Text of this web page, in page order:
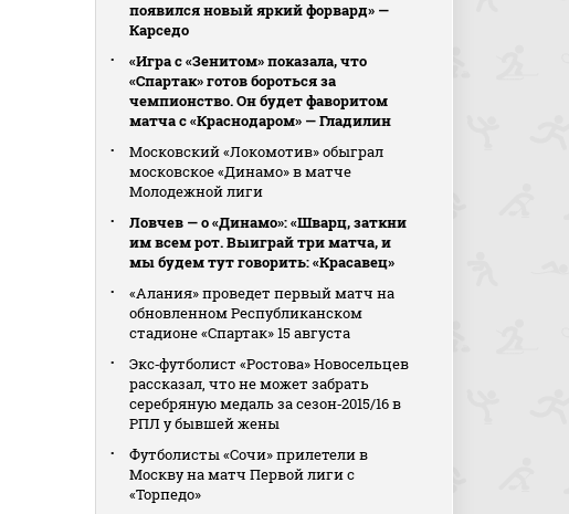
появился новый яркий форвард» —
Карседо
«Игра с «Зенитом» показала, что
«Спартак» готов бороться за
чемпионство. Он будет фаворитом
матча с «Краснодаром» — Гладилин
Московский «Локомотив» обыграл
московское «Динамо» в матче
Молодежной лиги
Ловчев — о «Динамо»: «Шварц, заткни
им всем рот. Выиграй три матча, и
мы будем тут говорить: «Красавец»
«Алания» проведет первый матч на
обновленном Республиканском
стадионе «Спартак» 15 августа
Экс‑футболист «Ростова» Новосельцев
рассказал, что не может забрать
серебряную медаль за сезон‑2015/16 в
РПЛ у бывшей жены
Футболисты «Сочи» прилетели в
Москву на матч Первой лиги с
«Торпедо»